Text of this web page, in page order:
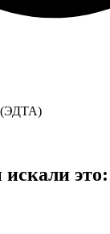
(ЭДТА)
это: